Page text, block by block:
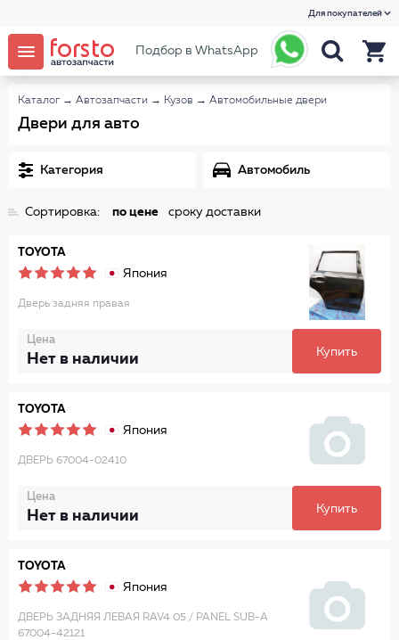
Для покупателей
Подбор в WhatsApp
Каталог → Автозапчасти → Кузов → Автомобильные двери
Двери для авто
Категория Автомобиль
Сортировка: по цене сроку доставки
TOYOTA
Япония
Дверь задняя правая
Цена
Нет в наличии Купить
TOYOTA
Япония
ДВЕРЬ 67004-02410
Цена
Нет в наличии Купить
TOYOTA
Япония
ДВЕРЬ ЗАДНЯЯ ЛЕВАЯ RAV4 05 / PANEL SUB-A
67004-42121